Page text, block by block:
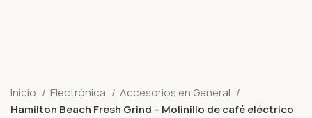
Inicio Electrónica
Accesorios en General
Hamilton Beach Fresh Grind – Molinillo de café eléctrico